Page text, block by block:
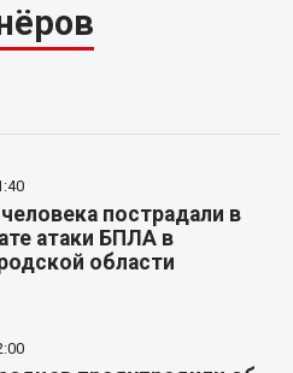
пострадали в
атаки БПЛА в
области